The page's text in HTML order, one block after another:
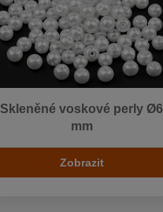
Skleněné voskové perly Ø6
mm
Zobrazit